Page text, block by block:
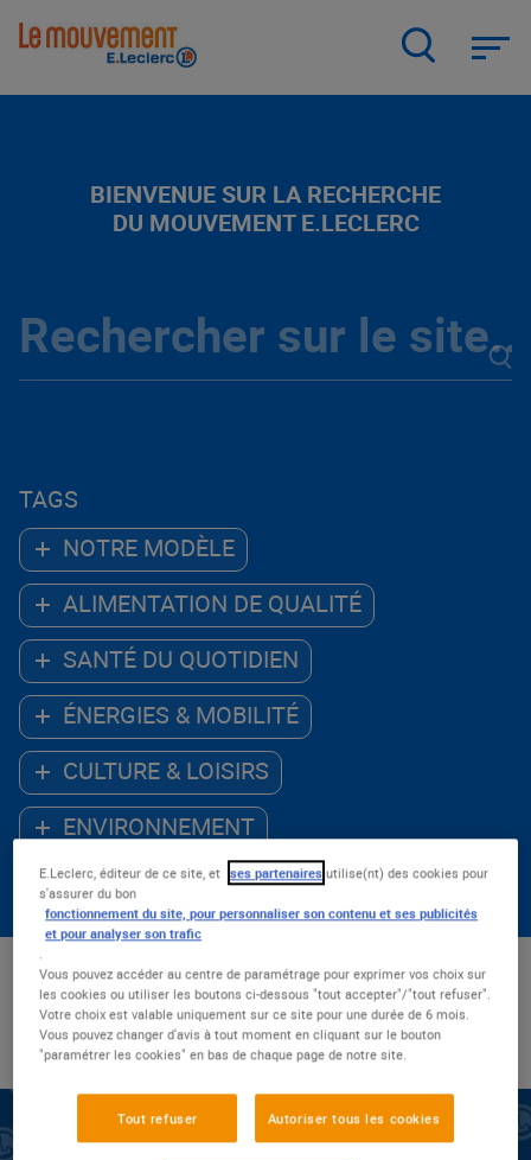
BIENVENUE SUR LA RECHERCHE
DU MOUVEMENT E.LECLERC
TAGS
NOTRE MODÈLE
ALIMENTATION DE QUALITÉ
SANTÉ DU QUOTIDIEN
ÉNERGIES & MOBILITÉ
CULTURE & LOISIRS
ENVIRONNEMENT
ACCÈS AU NUMÉRIQUE
Les - récents
Nombre de résultats : 54
E.Leclerc, éditeur de ce site, et ses partenaires utilise(nt) des cookies pour
s'assurer du bon
fonctionnement du site, pour personnaliser son contenu et ses publicités
et pour analyser son trafic
Vous pouvez accéder au centre de paramétrage pour exprimer vos choix sur
les cookies ou utiliser les boutons ci-dessous "tout accepter"/"tout refuser".
Votre choix est valable uniquement sur ce site pour une durée de 6 mois.
Vous pouvez changer d'avis à tout moment en cliquant sur le bouton
"paramétrer les cookies" en bas de chaque page de notre site.
Tout refuser Autoriser tous les cookies